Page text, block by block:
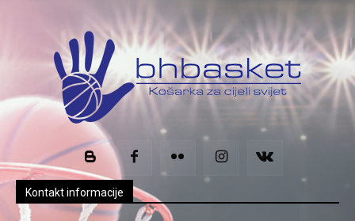
Kontakt informacije